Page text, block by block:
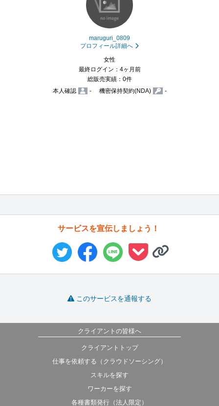
maruguri_0809
プロフィール詳細へ
女性
最終ログイン：4ヶ月前
総販売実績：0件
本人確認
- 機密保持契約(NDA) -
サービスを宣伝しましょう！
このサービスを通報する
クライアントの皆様へ
クライアントトップ
仕事を依頼する（クラウドソーシング）
スキルを探す
ワーカーを探す
各種書類発行（法人限定）